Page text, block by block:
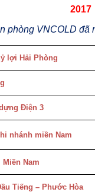
2017
phòng VNCOLD đã
lợi Hải Phòng
Điện 3
nhánh miền Nam
Nam
Tiếng – Phước Hòa